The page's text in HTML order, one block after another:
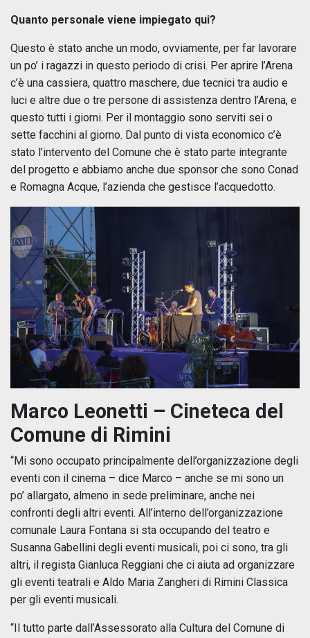
Quanto personale viene impiegato qui?
Questo è stato anche un modo, ovviamente, per far lavorare
un po’ i ragazzi in questo periodo di crisi. Per aprire l’Arena
c’è una cassiera, quattro maschere, due tecnici tra audio e
luci e altre due o tre persone di assistenza dentro l’Arena, e
questo tutti i giorni. Per il montaggio sono serviti sei o
sette facchini al giorno. Dal punto di vista economico c’è
stato l’intervento del Comune che è stato parte integrante
del progetto e abbiamo anche due sponsor che sono Conad
e Romagna Acque, l’azienda che gestisce l’acquedotto.
Marco Leonetti – Cineteca del
Comune di Rimini
“Mi sono occupato principalmente dell’organizzazione degli
eventi con il cinema – dice Marco – anche se mi sono un
po’ allargato, almeno in sede preliminare, anche nei
confronti degli altri eventi. All’interno dell’organizzazione
comunale Laura Fontana si sta occupando del teatro e
Susanna Gabellini degli eventi musicali, poi ci sono, tra gli
altri, il regista Gianluca Reggiani che ci aiuta ad organizzare
gli eventi teatrali e Aldo Maria Zangheri di Rimini Classica
per gli eventi musicali.
“Il tutto parte dall’Assessorato alla Cultura del Comune di